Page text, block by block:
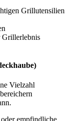
Grillutensilien
Grillerlebnis
Vielzahl
empfindliche